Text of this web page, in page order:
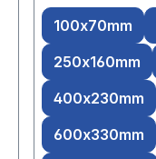
100x70mm
250x160mm
400x230mm
600x330mm